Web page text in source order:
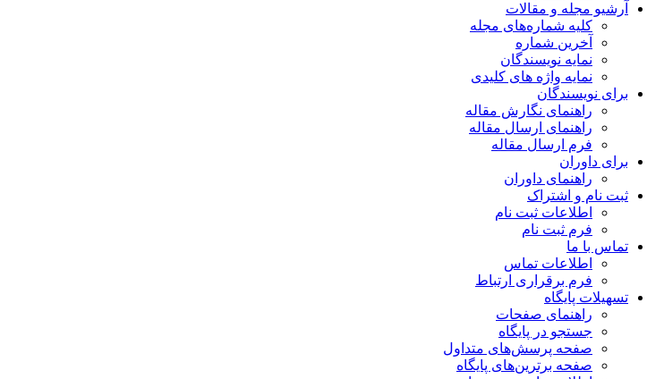
آرشیو مجله و مقالات
کلیه شماره‌های مجله
آخرین شماره
نمایه نویسندگان
نمایه واژه های کلیدی
برای نویسندگان
راهنمای نگارش مقاله
راهنمای ارسال مقاله
فرم ارسال مقاله
برای داوران
راهنمای داوران
ثبت نام و اشتراک
اطلاعات ثبت نام
فرم ثبت نام
تماس با ما
اطلاعات تماس
فرم برقراری ارتباط
تسهیلات پایگاه
راهنمای صفحات
جستجو در پایگاه
صفحه پرسش‌های متداول
صفحه برترین‌های پایگاه